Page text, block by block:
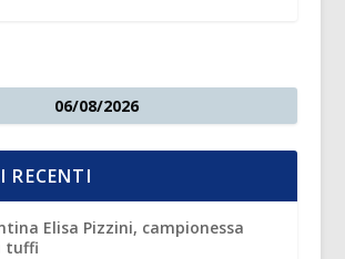
06/08/2026
RECENTI
Elisa Pizzini, campionessa
tuffi